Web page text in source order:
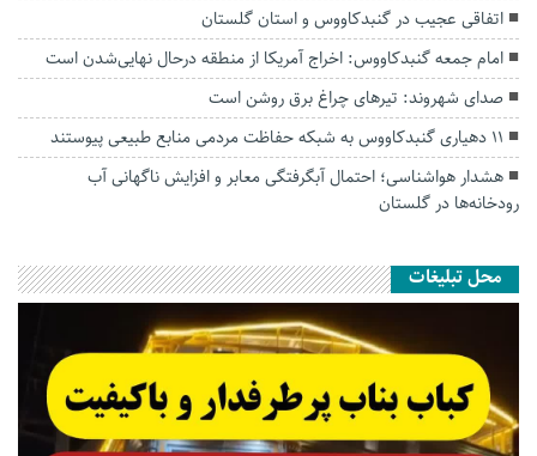
اتفاقی عجیب در‌ گنبدکاووس و استان گلستان
امام جمعه گنبدکاووس: اخراج آمریکا از منطقه درحال نهایی‌شدن است
صدای شهروند: تیرهای چراغ برق روشن است
۱۱ دهیاری گنبدکاووس به شبکه حفاظت مردمی منابع طبیعی پیوستند
هشدار هواشناسی؛ احتمال آبگرفتگی معابر و افزایش ناگهانی آب
رودخانه‌ها در گلستان
محل تبلیغات